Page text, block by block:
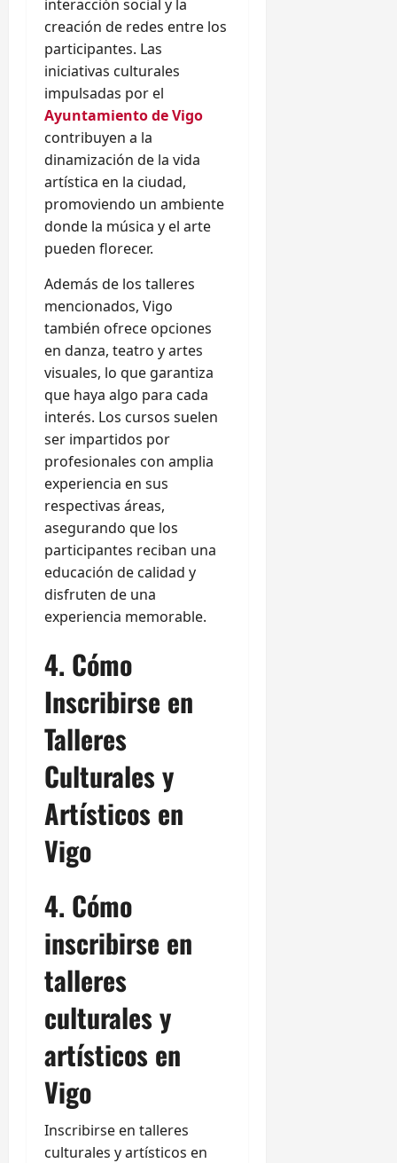
interacción social y la
creación de redes entre los
participantes. Las
iniciativas culturales
impulsadas por el
Ayuntamiento de Vigo
contribuyen a la
dinamización de la vida
artística en la ciudad,
promoviendo un ambiente
donde la música y el arte
pueden florecer.
Además de los talleres
mencionados, Vigo
también ofrece opciones
en danza, teatro y artes
visuales, lo que garantiza
que haya algo para cada
interés. Los cursos suelen
ser impartidos por
profesionales con amplia
experiencia en sus
respectivas áreas,
asegurando que los
participantes reciban una
educación de calidad y
disfruten de una
experiencia memorable.
4. Cómo
Inscribirse en
Talleres
Culturales y
Artísticos en
Vigo
4. Cómo
inscribirse en
talleres
culturales y
artísticos en
Vigo
Inscribirse en talleres
culturales y artísticos en